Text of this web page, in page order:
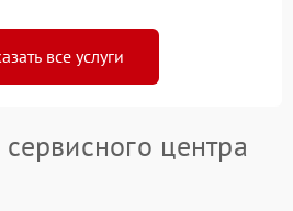
все услуги
центра